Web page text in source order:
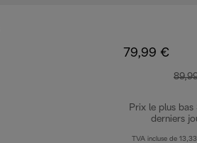
79,99 €
Prix le plus bas
derniers
TVA incluse de